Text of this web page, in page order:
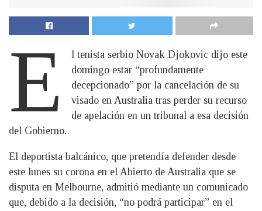
E
l tenista serbio Novak Djokovic dijo este
domingo estar “profundamente
decepcionado” por la cancelación de su
visado en Australia tras perder su recurso
de apelación en un tribunal a esa decisión
del Gobierno.
El deportista balcánico, que pretendía defender desde
este lunes su corona en el Abierto de Australia que se
disputa en Melbourne, admitió mediante un comunicado
que, debido a la decisión, “no podrá participar” en el